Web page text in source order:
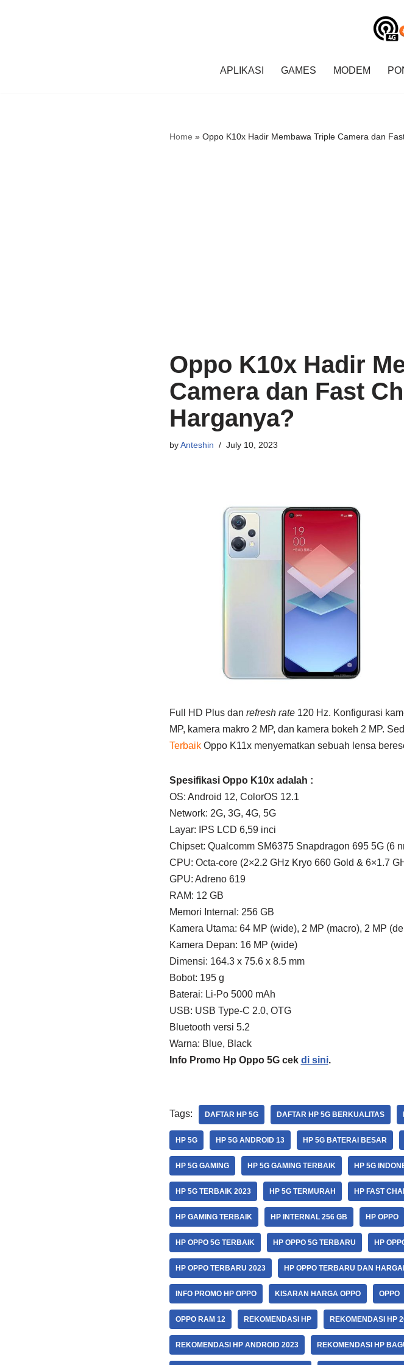
APLIKASI GAMES MODEM
Home » Oppo K10x Hadir Membawa Triple Camera dan
Oppo K10x Hadir
Camera dan Fast
Harganya?
byAnteshin July 10, 2023
Full HD Plus dan refresh rate120 Hz. Konfigurasi
MP, kamera makro 2 MP, dan kamera bokeh 2 MP.
TerbaikOppo K11x menyematkan sebuah lensa
Spesifikasi Oppo K10x adalah :
OS: Android 12, ColorOS 12.1
Network: 2G, 3G, 4G, 5G
Layar: IPS LCD 6,59 inci
Chipset: Qualcomm SM6375 Snapdragon 695 5G (6
CPU: Octa-core (2×2.2 GHz Kryo 660 Gold & 6×1.7
GPU: Adreno 619
RAM: 12 GB
Memori Internal: 256 GB
Kamera Utama: 64 MP (wide), 2 MP (macro), 2 MP
Kamera Depan: 16 MP (wide)
Dimensi: 164.3 x 75.6 x 8.5 mm
Bobot: 195 g
Baterai: Li-Po 5000 mAh
USB: USB Type-C 2.0, OTG
Bluetooth versi 5.2
Warna: Blue, Black
Info Promo Hp Oppo 5G cek di sini.
Tags: DAFTAR HP 5G DAFTAR HP 5G BERKUALITAS
HP 5G HP 5G ANDROID 13 HP 5G BATERAI BESAR
HP 5G GAMING HP 5G GAMING TERBAIK HP 5G
HP 5G TERBAIK 2023 HP 5G TERMURAH HP FAST
HP GAMING TERBAIK HP INTERNAL 256 GB HP OPPO
HP OPPO 5G TERBAIK HP OPPO 5G TERBARU HP
HP OPPO TERBARU 2023 HP OPPO TERBARU DAN
INFO PROMO HP OPPO KISARAN HARGA OPPO OPPO
OPPO RAM 12 REKOMENDASI HP REKOMENDASI HP
REKOMENDASI HP ANDROID 2023 REKOMENDASI HP